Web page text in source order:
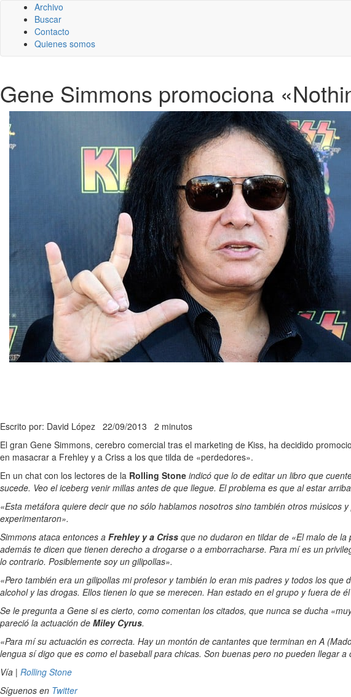
Archivo
Buscar
Contacto
Quienes somos
Gene Simmons promociona
Escrito por: David López 22/09/2013 2 minutos
El gran Gene Simmons, cerebro comercial tras el marketing de Kiss, ha decidido
en masacrar a Frehley y a Criss a los que tilda de «perdedores».
En un chat con los lectores de la Rolling Stone indicó que lo de editar un libro que
sucede. Veo el iceberg venir millas antes de que llegue. El problema es que al estar
«Esta metáfora quiere decir que no sólo hablamos nosotros sino también otros
experimentaron».
Simmons ataca entonces a Frehley y a Criss que no dudaron en tildar de «El malo de
además te dicen que tienen derecho a drogarse o a emborracharse. Para mí es un
lo contrario. Posiblemente soy un gilipollas».
«Pero también era un gilipollas mi profesor y también lo eran mis padres y todos los
alcohol y las drogas. Ellos tienen lo que se merecen. Han estado en el grupo y fuera de
Se le pregunta a Gene si es cierto, como comentan los citados, que nunca se ducha
pareció la actuación de Miley Cyrus.
«Para mí su actuación es correcta. Hay un montón de cantantes que terminan en A
lengua sí digo que es como el baseball para chicas. Son buenas pero no pueden llegar
Vía | Rolling Stone
Síguenos en Twitter